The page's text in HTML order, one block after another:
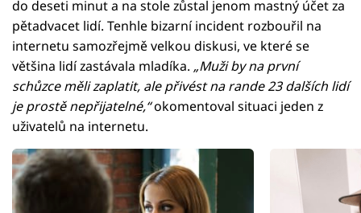
do deseti minut a na stole zůstal jenom mastný účet za
pětadvacet lidí. Tenhle bizarní incident rozbouřil na
internetu samozřejmě velkou diskusi, ve které se
většina lidí zastávala mladíka. „Muži by na první
schůzce měli zaplatit, ale přivést na rande 23 dalších lidí
je prostě nepřijatelné,“okomentoval situaci jeden z
uživatelů na internetu.